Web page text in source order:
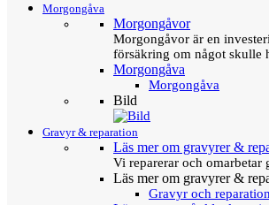
Morgongåva
Morgongåvor
Morgongåvor är en
försäkring om något skulle
Morgongåva
Morgongåva
Bild
Gravyr & reparation
Läs mer om gravyrer &
Vi reparerar och omarbetar
Läs mer om gravyrer &
Gravyr och reparation